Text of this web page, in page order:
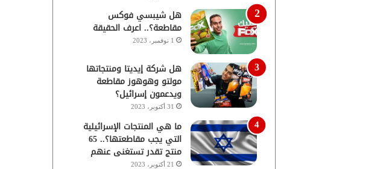
هل شيبسي فوكس
مقاطعة؟.. اعرف الحقيقة
1 نوفمبر، 2023
هل شركة إيديتا ومنتجاتها
مولتو وهوهوز مقاطعة
ويدعمون إسرائيل؟
31 أكتوبر، 2023
ما هي المنتجات الإسرائيلية
التي يجب مقاطعتها؟.. 65
منتج تقدر تستغنى عنهم
21 أكتوبر، 2023